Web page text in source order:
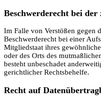
Beschwerde­recht bei
Im Falle von Verstößen gegen
Beschwerderecht bei einer
Mitgliedstaat ihres
oder des Orts des
besteht unbeschadet
gerichtlicher Rechtsbehelfe.
Recht auf